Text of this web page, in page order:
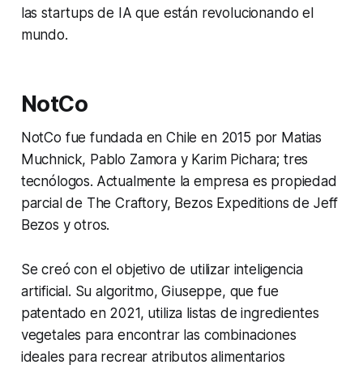
las startups de IA que están revolucionando el
mundo.
NotCo
NotCo fue fundada en Chile en 2015 por Matias
Muchnick, Pablo Zamora y Karim Pichara; tres
tecnólogos. Actualmente la empresa es propiedad
parcial de The Craftory, Bezos Expeditions de Jeff
Bezos y otros.
Se creó con el objetivo de utilizar inteligencia
artificial. Su algoritmo, Giuseppe, que fue
patentado en 2021, utiliza listas de ingredientes
vegetales para encontrar las combinaciones
ideales para recrear atributos alimentarios